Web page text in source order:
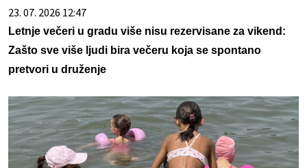
23. 07. 2026 12:47
Letnje večeri u gradu više nisu rezervisane za vikend:
Zašto sve više ljudi bira večeru koja se spontano
pretvori u druženje